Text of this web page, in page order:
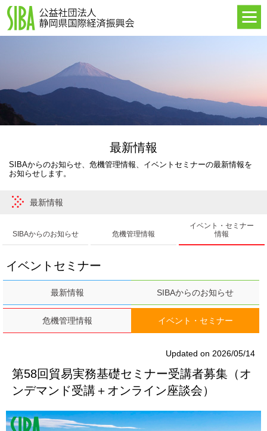
SIBAについて
イベント・セミナー 海外事業所
最新情報
SIBAからのお知らせ、危機管理情報、イベントセミナーの最新情報を
お知らせします。
最新情報
SIBAからのお知らせ 危機管理情報
イベント・セミナー
情報
イベントセミナー
最新情報 SIBAからのお知らせ
危機管理情報 イベント・セミナー
Updated on 2026/05/14
第58回貿易実務基礎セミナー受講者募集（オ
ンデマンド受講＋オンライン座談会）